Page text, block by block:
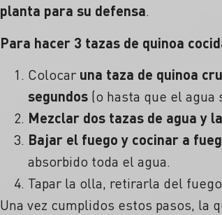
planta para su defensa.
Para hacer 3 tazas de quinoa
Colocar una taza de quinoa
segundos (o hasta que el
Mezclar dos tazas de agua y
Bajar el fuego y cocinar a
absorbido toda el agua.
Tapar la olla, retirarla del
Una vez cumplidos estos pasos, la